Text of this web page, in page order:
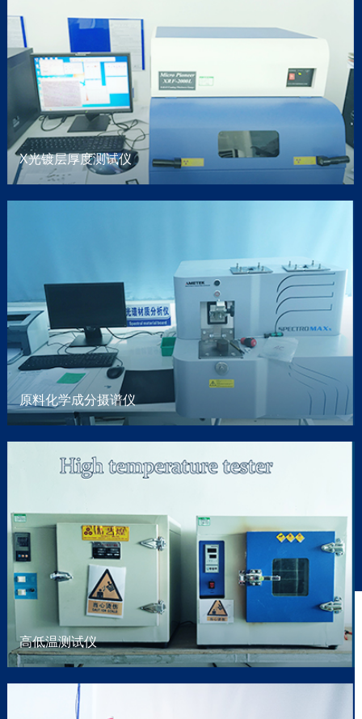
skype
留言
QQ
微信
X光镀层厚度测试仪
原料化学成分摄谱仪
高低温测试仪